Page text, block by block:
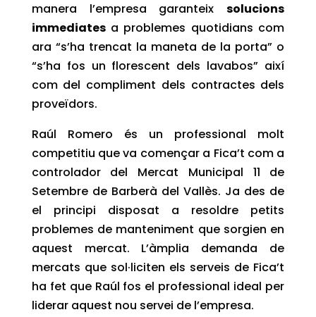
manera l’empresa garanteixsolucions
immediatesa problemes quotidians com
ara “s’ha trencat la maneta de la porta” o
“s’ha fos un florescent dels lavabos” així
com del compliment dels contractes dels
proveïdors.
Raúl Romero és un professional molt
competitiu que va començar a Fica’t com a
controlador del Mercat Municipal 11 de
Setembre de Barberà del Vallès. Ja des de
el principi disposat a resoldre petits
problemes de manteniment que sorgien en
aquest mercat. L’àmplia demanda de
mercats que sol·liciten els serveis de Fica’t
ha fet que Raúl fos el professional ideal per
liderar aquest nou servei de l’empresa.